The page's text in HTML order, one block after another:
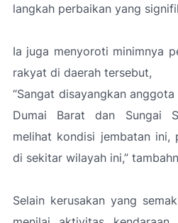
langkah perbaikan yang
Ia juga menyoroti minimnya
rakyat di daerah tersebut,
“Sangat disayangkan
Dumai Barat dan Sungai
melihat kondisi jembatan ini,
di sekitar wilayah ini,”
Selain kerusakan yang